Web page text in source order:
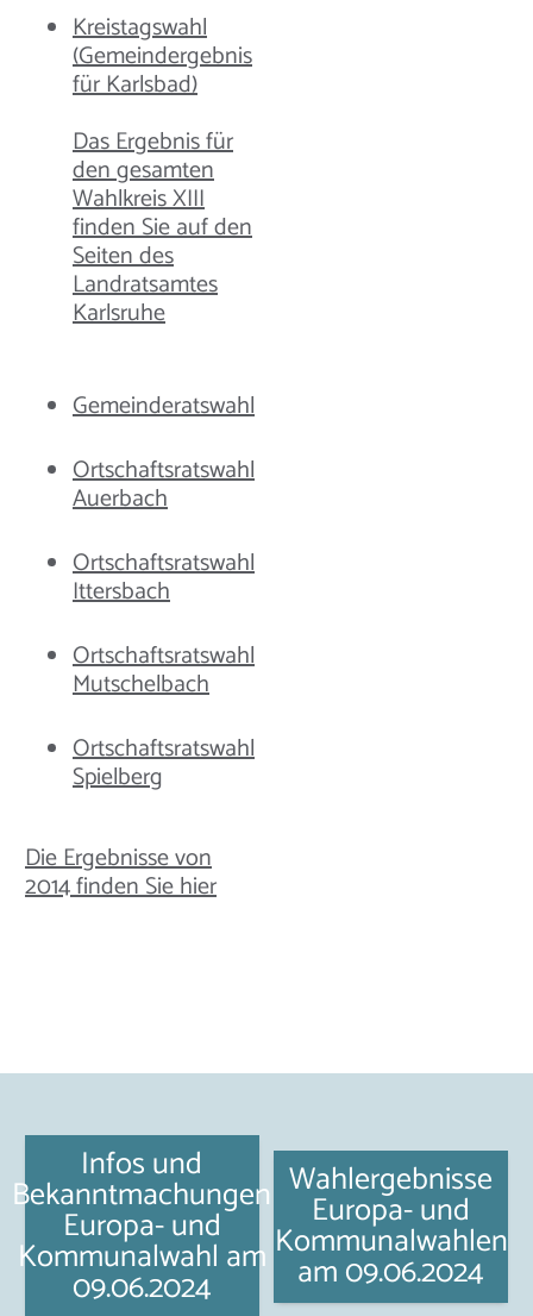
Kreistagswahl
(Gemeindergebnis
für Karlsbad)
Das Ergebnis für
den gesamten
Wahlkreis XIII
finden Sie auf den
Seiten des
Landratsamtes
Karlsruhe
Gemeinderatswahl
Ortschaftsratswahl
Auerbach
Ortschaftsratswahl
Ittersbach
Ortschaftsratswahl
Mutschelbach
Ortschaftsratswahl
Spielberg
Die Ergebnisse von
2014 finden Sie hier
Infos und
Bekanntmachungen
Europa- und
Kommunalwahl am
09.06.2024
Wahlergebnisse
Europa- und
Kommunalwahlen
am 09.06.2024